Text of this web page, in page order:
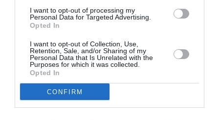
I want to opt-out of processing my
Personal Data for Targeted Advertising.
Opted In
I want to opt-out of Collection, Use,
Retention, Sale, and/or Sharing of my
Personal Data that Is Unrelated with the
Purposes for which it was collected.
Opted In
CONFIRM
παράσταση περισσότερο κι ας κάνει άλλα
πράγματα. Το έργο δεν μιλάει μόνο γι’ αυτό.